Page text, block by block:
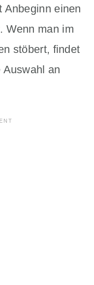
Anbeginn einen
Wenn man im
stöbert, findet
an